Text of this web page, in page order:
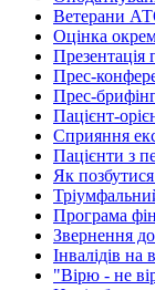
Ветерани
Оцінка
Презентація
Прес-
Прес-
Пацієнт-
Сприяння
Пацієнти з
Як
Програма
Звернення
Інвалідів на
"Вірю - не